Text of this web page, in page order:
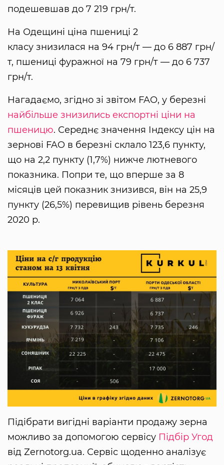
подешевшав до 7 219 грн/т.
На Одещині ціна пшениці 2
класу знизилася на 94 грн/т — до 6 887 грн/
т, пшениці фуражної на 79 грн/т — до 6 737
грн/т.
Нагадаємо, згідно зі звітом FAO, у березні
найбільше знизились експортні ціни на
пшеницю. Середнє значення Індексу цін на
зернові FAO в березні склало 123,6 пункту,
що на 2,2 пункту (1,7%) нижче лютневого
показника. Попри те, що вперше за 8
місяців цей показник знизився, він на 25,9
пункту (26,5%) перевищив рівень березня
2020 р.
Підібрати вигідні варіанти продажу зерна
можливо за допомогою сервісу Підбір Угод
від Zernotorg.ua. Сервіс щоденно аналізує